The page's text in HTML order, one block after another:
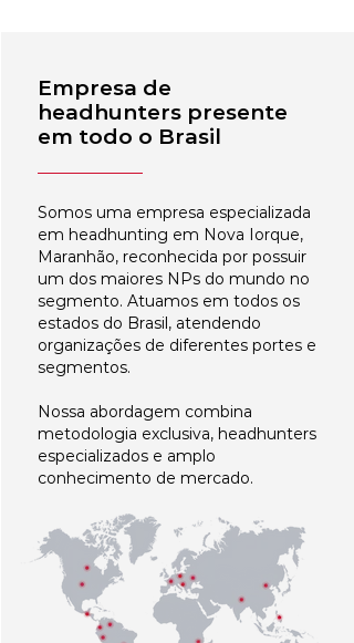
Empresa de
headhunters presente
em todo o Brasil
Somos uma empresa especializada
em headhunting em Nova Iorque,
Maranhão, reconhecida por possuir
um dos maiores NPs do mundo no
segmento. Atuamos em todos os
estados do Brasil, atendendo
organizações de diferentes portes e
segmentos.
Nossa abordagem combina
metodologia exclusiva, headhunters
especializados e amplo
conhecimento de mercado.